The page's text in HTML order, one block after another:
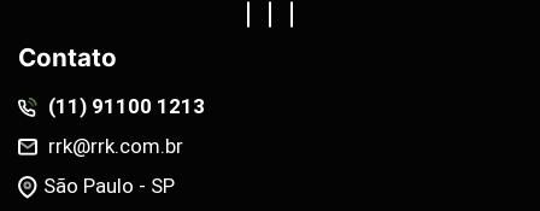
Contato
(11) 91100 1213
rrk@rrk.com.br
São Paulo - SP